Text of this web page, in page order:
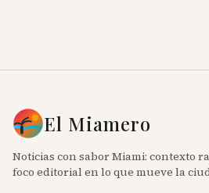
El Miamero
Noticias con sabor Miami: contexto
foco editorial en lo que mueve la